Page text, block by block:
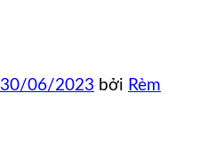
30/06/2023 bởi Rèm